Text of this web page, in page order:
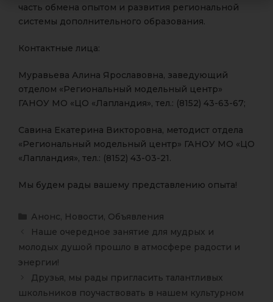
часть обмена опытом и развития региональной
системы дополнительного образования.
Контактные лица:
Муравьева Алина Ярославовна, заведующий
отделом «Региональный модельный центр»
ГАНОУ МО «ЦО «Лапландия», тел.: (8152) 43-63-67;
Савина Екатерина Викторовна, методист отдела
«Региональный модельный центр» ГАНОУ МО «ЦО
«Лапландия», тел.: (8152) 43-03-21.
Мы будем рады вашему представлению опыта!
Анонс, Новости, Объявления
Наше очередное занятие для мудрых и
молодых душой прошло в атмосфере радости и
энергии!
Друзья, мы рады пригласить талантливых
школьников поучаствовать в нашем культурном